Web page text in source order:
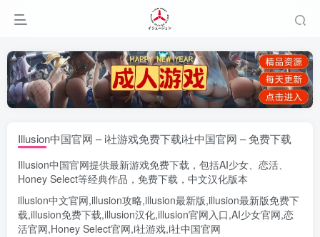
Illusion中国官网 – i社游戏免费下载i社中国官网 – 免费下载
Illusion中国官网提供最新游戏免费下载，包括AI少女、 恋活、
Honey Select等经典作品，免费下载，中文汉化版本
illusion中文官网,illusion攻略,illusion最新版,illusion最新版免费下
载,illusion免费下载,illusion汉化,illusion官网入口,AI少女官网,恋
活官网,Honey Select官网,i社游戏,i社中国官网